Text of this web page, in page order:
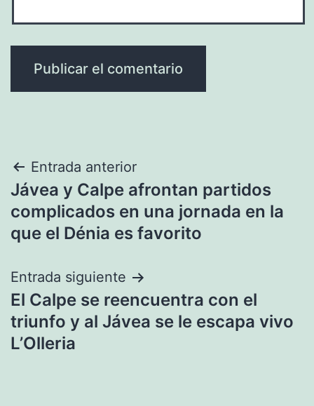
Navegación
de
entradas
Entrada anterior
Jávea y Calpe afrontan partidos
complicados en una jornada en la
que el Dénia es favorito
Entrada siguiente
El Calpe se reencuentra con el
triunfo y al Jávea se le escapa vivo
L’Olleria